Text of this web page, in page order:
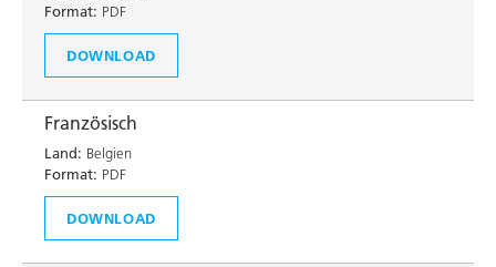
Format: PDF
DOWNLOAD
Französisch
Land: Belgien
Format: PDF
DOWNLOAD